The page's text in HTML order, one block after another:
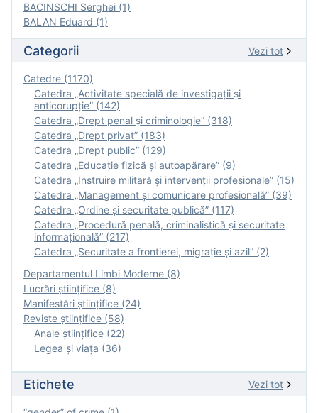
BACINSCHI Serghei (1)
BALAN Eduard (1)
Categorii Vezi tot
Catedre (1170)
Catedra „Activitate specială de investigaţii şi
anticorupție” (142)
Catedra „Drept penal și criminologie” (318)
Catedra „Drept privat” (183)
Catedra „Drept public” (129)
Catedra „Educație fizică şi autoapărare” (9)
Catedra „Instruire militară şi intervenţii profesionale” (15)
Catedra „Management și comunicare profesională” (39)
Catedra „Ordine și securitate publică” (117)
Catedra „Procedură penală, criminalistică și securitate
informațională” (217)
Catedra „Securitate a frontierei, migrație și azil” (2)
Departamentul Limbi Moderne (8)
Lucrări științifice (8)
Manifestări ştiinţifice (24)
Reviste ştiinţifice (58)
Anale ştiinţifice (22)
Legea şi viaţa (36)
Etichete Vezi tot